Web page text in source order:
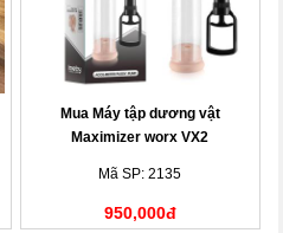
Mua Máy tập dương vật
Maximizer worx VX2
Mã SP: 2135
950,000đ